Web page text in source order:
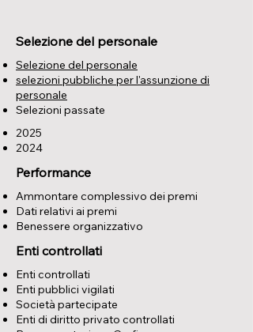
Selezione del personale
Selezione del personale
selezioni pubbliche per l'assunzione di
personale
Selezioni passate
2025
2024
Performance
Ammontare complessivo dei premi
Dati relativi ai premi
Benessere organizzativo
Enti controllati
Enti controllati
Enti pubblici vigilati
Società partecipate
Enti di diritto privato controllati